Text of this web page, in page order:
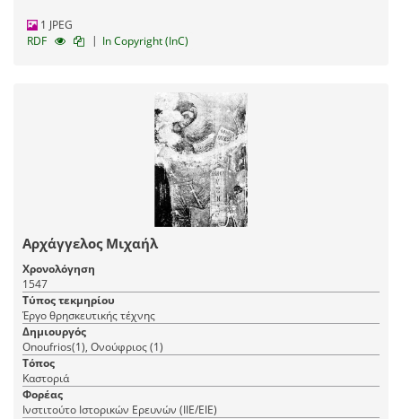
1 JPEG
RDF
| In Copyright (InC)
Αρχάγγελος Μιχαήλ
Χρονολόγηση
1547
Τύπος τεκμηρίου
Έργο θρησκευτικής τέχνης
Δημιουργός
Onoufrios(1), Ονούφριος (1)
Τόπος
Καστοριά
Φορέας
Ινστιτούτο Ιστορικών Ερευνών (ΙΙΕ/ΕΙΕ)